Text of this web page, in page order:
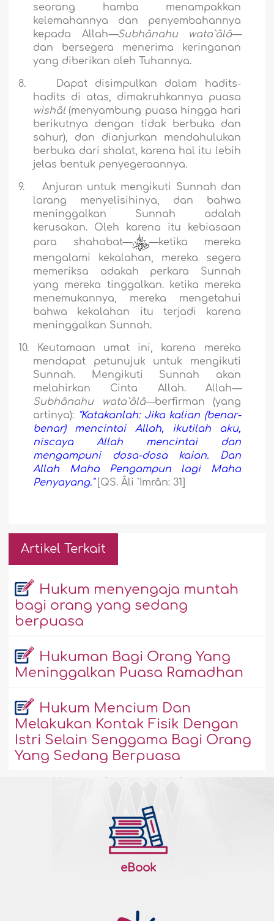
seorang hamba menampakkan
kelemahannya dan penyembahannya
kepada Allah—Subhânahu wata`âlâ—
dan bersegera menerima keringanan
yang diberikan oleh Tuhannya.
8.
Dapat disimpulkan dalam hadits-
hadits di atas, dimakruhkannya puasa
wishâl(menyambung puasa hingga hari
berikutnya dengan tidak berbuka dan
sahur), dan dianjurkan mendahulukan
berbuka dari shalat, karena hal itu lebih
jelas bentuk penyegeraannya.
9.
Anjuran untuk mengikuti Sunnah dan
larang menyelisihinya, dan bahwa
meninggalkan Sunnah adalah
kerusakan. Oleh karena itu kebiasaan
para shahabat—
—ketika mereka
mengalami kekalahan, mereka segera
memeriksa adakah perkara Sunnah
yang mereka tinggalkan. ketika mereka
menemukannya, mereka mengetahui
bahwa kekalahan itu terjadi karena
meninggalkan Sunnah.
10.
Keutamaan umat ini, karena mereka
mendapat petunujuk untuk mengikuti
Sunnah. Mengikuti Sunnah akan
melahirkan Cinta Allah. Allah—
Subhânahu wata`âlâ—berfirman (yang
artinya): "Katakanlah: Jika kalian (benar-
benar) mencintai Allah, ikutilah aku,
niscaya Allah mencintai dan
mengampuni dosa-dosa kaian. Dan
Allah Maha Pengampun lagi Maha
Penyayang."[QS. Âli `Imrân: 31]
Artikel Terkait
Hukum menyengaja muntah
bagi orang yang sedang
berpuasa
Hukuman Bagi Orang Yang
Meninggalkan Puasa Ramadhan
Hukum Mencium Dan
Melakukan Kontak Fisik Dengan
Istri Selain Senggama Bagi Orang
Yang Sedang Berpuasa
eBook